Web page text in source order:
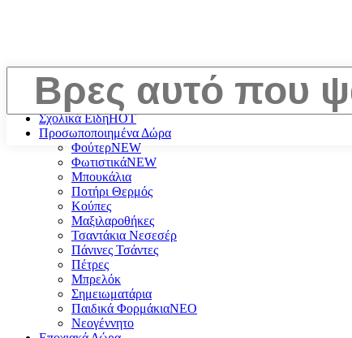
Search
Σχολικά ΕίδηΗΟΤ
Προσωποποιημένα Δώρα
ΦούτερNEW
ΦωτιστικάNEW
Μπουκάλια
Ποτήρι Θερμός
Κούπες
Μαξιλαροθήκες
Τσαντάκια Νεσεσέρ
Πάνινες Τσάντες
Πέτρες
Μπρελόκ
Σημειωματάρια
Παιδικά ΦορμάκιαNEO
Νεογέννητο